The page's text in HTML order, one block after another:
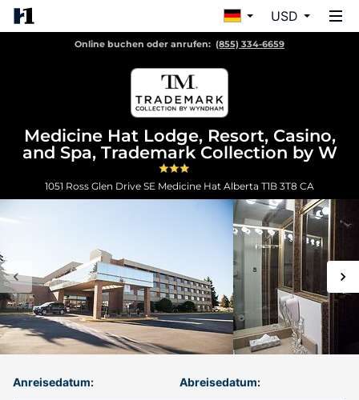
USD
Online buchen oder anrufen: (855) 334-6659
Medicine Hat Lodge, Resort, Casino,
and Spa, Trademark Collection by W
1051 Ross Glen Drive SE Medicine Hat Alberta T1B 3T8 CA
Anreisedatum: Abreisedatum: